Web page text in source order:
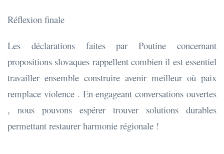
Réflexion finale
Les déclarations faites par Poutine concernant
propositions slovaques rappellent combien il est essentiel
travailler ensemble construire avenir meilleur où paix
remplace violence . En engageant conversations ouvertes
, nous pouvons espérer trouver solutions durables
permettant restaurer harmonie régionale !